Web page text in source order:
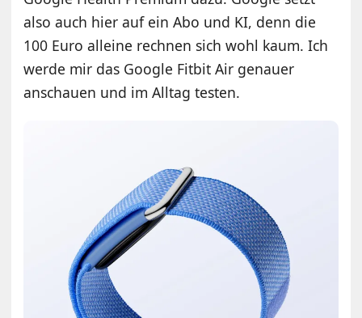
also auch hier auf ein Abo und KI, denn die
100 Euro alleine rechnen sich wohl kaum. Ich
werde mir das Google Fitbit Air genauer
anschauen und im Alltag testen.